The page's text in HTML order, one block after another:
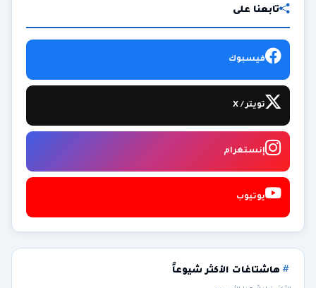
تابعنا على
فيسبوك
تويتر / X
إنستغرام
يوتيوب
هاشتاغات الأكثر شيوعاً